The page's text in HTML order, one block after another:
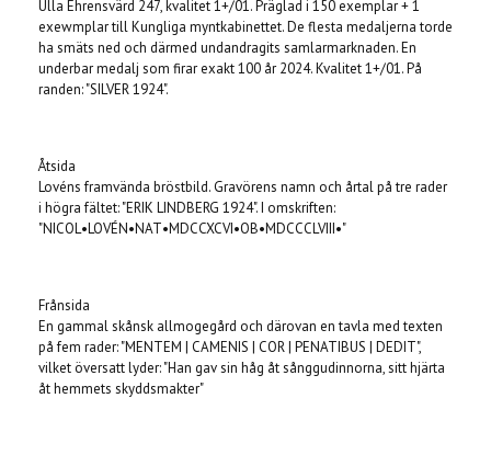
Ulla Ehrensvärd 247, kvalitet 1+/01. Präglad i 150 exemplar + 1
exewmplar till Kungliga myntkabinettet. De flesta medaljerna torde
ha smäts ned och därmed undandragits samlarmarknaden. En
underbar medalj som firar exakt 100 år 2024. Kvalitet 1+/01. På
randen: "SILVER 1924".
Åtsida
Lovéns framvända bröstbild. Gravörens namn och årtal på tre rader
i högra fältet: "ERIK LINDBERG 1924". I omskriften:
"NICOL•LOVÉN•NAT•MDCCXCVI•OB•MDCCCLVIII•"
Frånsida
En gammal skånsk allmogegård och därovan en tavla med texten
på fem rader: "MENTEM | CAMENIS | COR | PENATIBUS | DEDIT",
vilket översatt lyder: "Han gav sin håg åt sånggudinnorna, sitt hjärta
åt hemmets skyddsmakter"